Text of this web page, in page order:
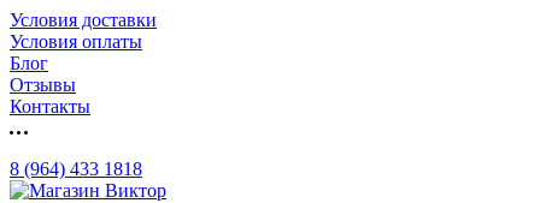
Условия доставки
Условия оплаты
Блог
Отзывы
Контакты
8 (964) 433 1818